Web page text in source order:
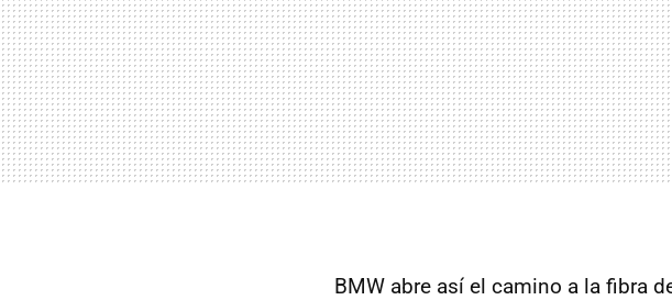
BMW abre así el camino a la fibra